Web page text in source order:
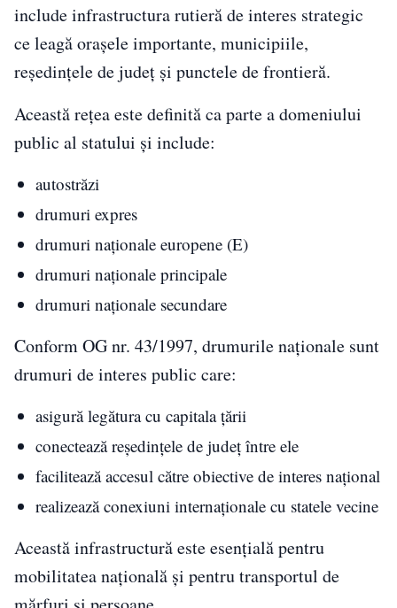
include infrastructura rutieră de interes strategic
ce leagă orașele importante, municipiile,
reședințele de județ și punctele de frontieră.
Această rețea este definită ca parte a domeniului
public al statului și include:
autostrăzi
drumuri expres
drumuri naționale europene (E)
drumuri naționale principale
drumuri naționale secundare
Conform OG nr. 43/1997, drumurile naționale sunt
drumuri de interes public care:
asigură legătura cu capitala țării
conectează reședințele de județ între ele
facilitează accesul către obiective de interes național
realizează conexiuni internaționale cu statele vecine
Această infrastructură este esențială pentru
mobilitatea națională și pentru transportul de